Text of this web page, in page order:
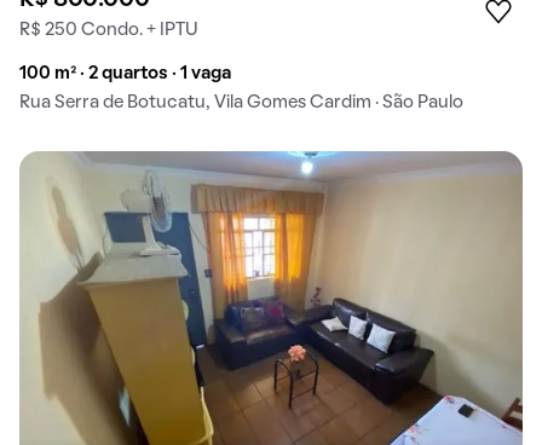
R$ 250 Condo. + IPTU
100 m² · 2 quartos · 1 vaga
Rua Serra de Botucatu, Vila Gomes Cardim · São Paulo